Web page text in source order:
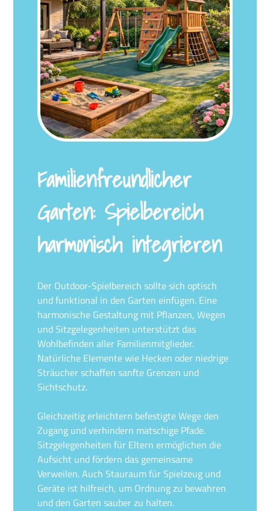
Familienfreundlicher
Garten: Spielbereich
harmonisch integrieren
Der Outdoor-Spielbereich sollte sich optisch
und funktional in den Garten einfügen. Eine
harmonische Gestaltung mit Pflanzen, Wegen
und Sitzgelegenheiten unterstützt das
Wohlbefinden aller Familienmitglieder.
Natürliche Elemente wie Hecken oder niedrige
Sträucher schaffen sanfte Grenzen und
Sichtschutz.
Gleichzeitig erleichtern befestigte Wege den
Zugang und verhindern matschige Pfade.
Sitzgelegenheiten für Eltern ermöglichen die
Aufsicht und fördern das gemeinsame
Verweilen. Auch Stauraum für Spielzeug und
Geräte ist hilfreich, um Ordnung zu bewahren
und den Garten sauber zu halten.